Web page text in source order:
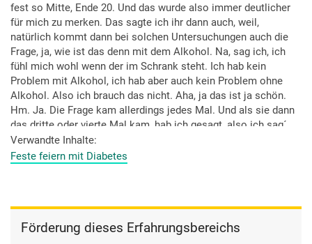
fest so Mitte, Ende 20. Und das wurde also immer deutlicher
für mich zu merken. Das sagte ich ihr dann auch, weil,
natürlich kommt dann bei solchen Untersuchungen auch die
Frage, ja, wie ist das denn mit dem Alkohol. Na, sag ich, ich
fühl mich wohl wenn der im Schrank steht. Ich hab kein
Problem mit Alkohol, ich hab aber auch kein Problem ohne
Alkohol. Also ich brauch das nicht. Aha, ja das ist ja schön.
Hm. Ja. Die Frage kam allerdings jedes Mal. Und als sie dann
das dritte oder vierte Mal kam, hab ich gesagt, also ich sag´
s Ihnen jetzt noch ein mal, ja, auch wenn da gewisse
Leberwerte irgendwie nicht darauf hindeuten, ich bin kein
bin, sag ich mal, trinke ich eigentlich gar keinen Alkohol
mehr. Na klar, ich sag mal, ja, Sylvester ein halbes Glas Sekt
Verwandte Inhalte
Feste feiern mit Diabetes
Förderung dieses Erfahrungsbereichs